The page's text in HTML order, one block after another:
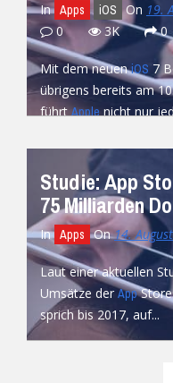
In Apps iOS On 19.
0
3K 0
Mit dem neueniOS 7
übrigens bereits am
führtApplenicht nur
Studie: App
75 Milliarden
In Apps On14.
Laut einer aktuellen
Umsätze derApp
sprich bis 2017, auf...
READ MORE